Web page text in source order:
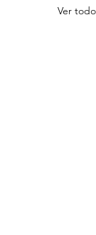
Ver todo